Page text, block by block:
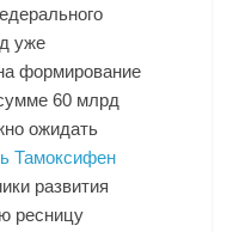
уже
формирование
60 млрд
ожидать
Тамоксифен
развития
ресницу